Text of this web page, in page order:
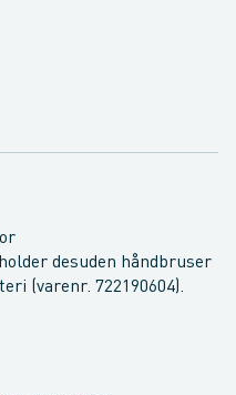
desuden håndbruser
(varenr. 722190604).